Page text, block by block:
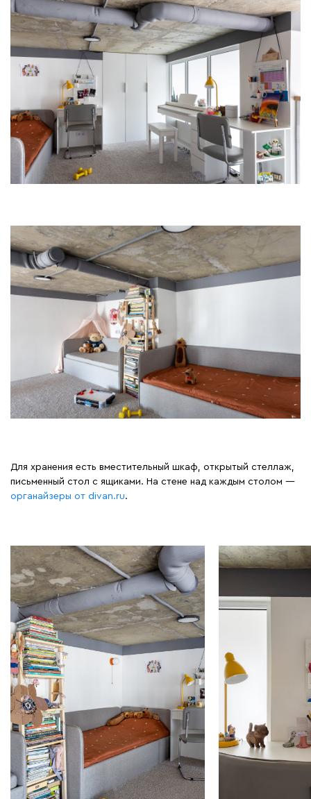
Для хранения есть вместительный шкаф, открытый стеллаж,
письменный стол с ящиками. На стене над каждым столом —
органайзеры от divan.ru.